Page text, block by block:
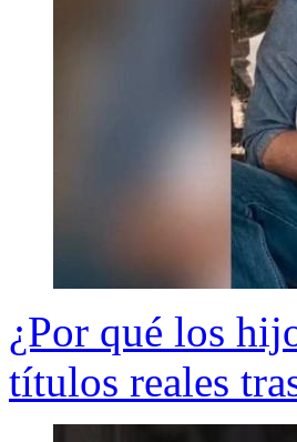
¿Por qué los
títulos reales